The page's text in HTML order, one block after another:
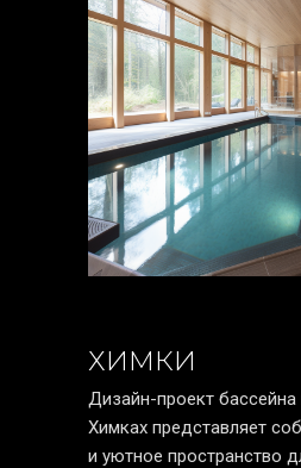
ХИМКИ
Дизайн-проект бассейна
Химках представляет
и уютное пространство